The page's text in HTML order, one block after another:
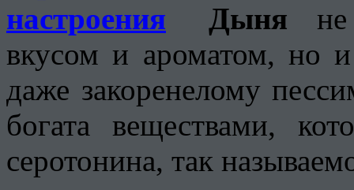
Дыня не
вкусом и ароматом, но и
даже закоренелому
богата веществами,
серотонина, так